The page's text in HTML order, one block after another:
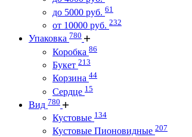
до 5000 руб. 61
от 10000 руб. 232
Упаковка 780
Коробка 86
Букет 213
Корзина 44
Сердце 15
Вид 780
Кустовые 134
Кустовые Пионовидные 207